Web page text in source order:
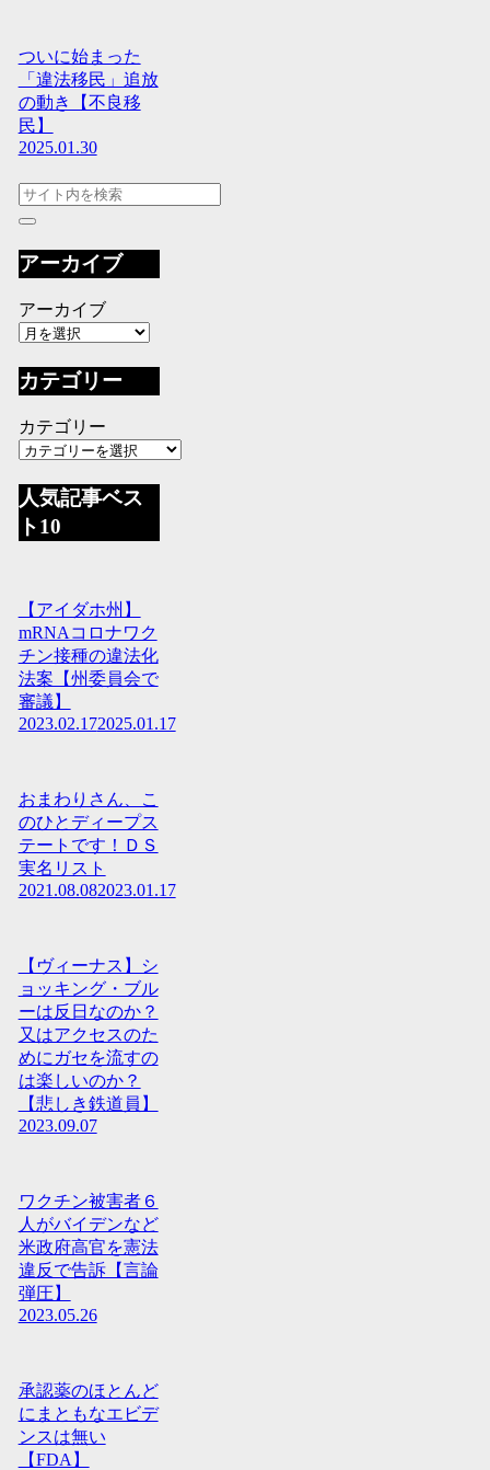
ついに始まった
「違法移民」追放
の動き【不良移
民】
2025.01.30
アーカイブ
アーカイブ
カテゴリー
カテゴリー
人気記事ベス
ト10
【アイダホ州】
mRNAコロナワク
チン接種の違法化
法案【州委員会で
審議】
2023.02.172025.01.17
おまわりさん、こ
のひとディープス
テートです！ＤＳ
実名リスト
2021.08.082023.01.17
【ヴィーナス】シ
ョッキング・ブル
ーは反日なのか？
又はアクセスのた
めにガセを流すの
は楽しいのか？
【悲しき鉄道員】
2023.09.07
ワクチン被害者６
人がバイデンなど
米政府高官を憲法
違反で告訴【言論
弾圧】
2023.05.26
承認薬のほとんど
にまともなエビデ
ンスは無い
【FDA】